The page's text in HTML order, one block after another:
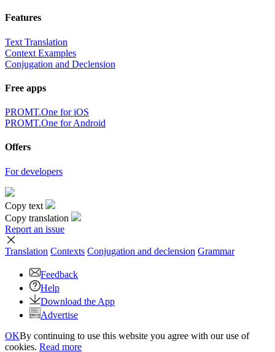
Features
Text Translation
Context Examples
Conjugation and Declension
Free apps
PROMT.One for iOS
PROMT.One for Android
Offers
For developers
Copy text
Copy translation
Report an issue
Translation Contexts Conjugation and declension Grammar
Feedback
Help
Download the App
Advertise
OKBy continuing to use this website you agree with our use of
cookies. Read more